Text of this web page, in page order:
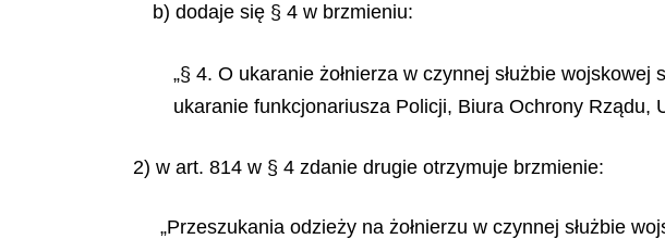
b) dodaje się § 4 w brzmieniu:
„§ 4. O ukaranie żołnierza w czynnej służbie
ukaranie funkcjonariusza Policji, Biura Ochrony Rządu,
2) w art. 814 w § 4 zdanie drugie otrzymuje brzmienie:
„Przeszukania odzieży na żołnierzu w czynnej służbie